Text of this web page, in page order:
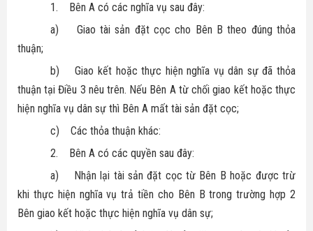
1.
Bên A có các nghĩa vụ sau đây:
a)
Giao tài sản đặt cọc cho Bên B theo đúng thỏa
thuận;
b)
Giao kết hoặc thực hiện nghĩa vụ dân sự đã thỏa
thuận tại Điều 3 nêu trên. Nếu Bên A từ chối giao kết hoặc thực
hiện nghĩa vụ dân sự thì Bên A mất tài sản đặt cọc;
c)
Các thỏa thuận khác:
2.
Bên A có các quyền sau đây:
a)
Nhận lại tài sản đặt cọc từ Bên B hoặc được trừ
khi thực hiện nghĩa vụ trả tiền cho Bên B trong trường hợp 2
Bên giao kết hoặc thực hiện nghĩa vụ dân sự;